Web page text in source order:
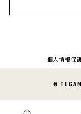
個人情報保
©